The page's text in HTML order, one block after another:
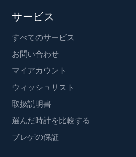
サービス
すべてのサービス
お問い合わせ
マイアカウント
ウィッシュリスト
取扱説明書
選んだ時計を比較する
ブレゲの保証